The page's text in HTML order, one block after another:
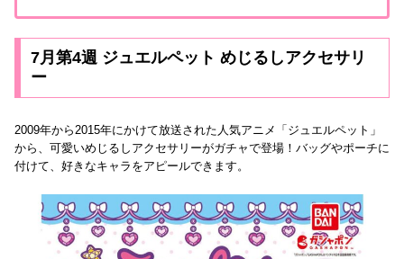
7月第4週 ジュエルペット めじるしアクセサリ
ー
2009年から2015年にかけて放送された人気アニメ「ジュエルペット」
から、可愛いめじるしアクセサリーがガチャで登場！バッグやポーチに
付けて、好きなキャラをアピールできます。